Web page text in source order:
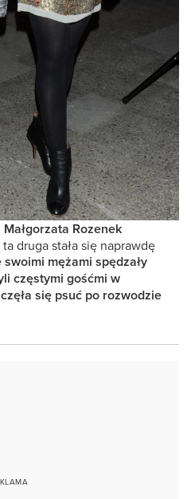
Małgorzata Rozenek
druga stała się naprawdę
mężami spędzały
częstymi gośćmi w
się psuć po rozwodzie